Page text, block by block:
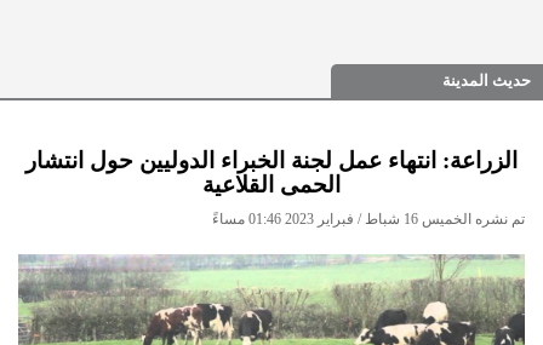
حديث المدينة
الزراعة: انتهاء عمل لجنة الخبراء الدوليين حول انتشار
الحمى القلاعية
تم نشره الخميس 16 شباط / فبراير 2023 01:46 مساءً